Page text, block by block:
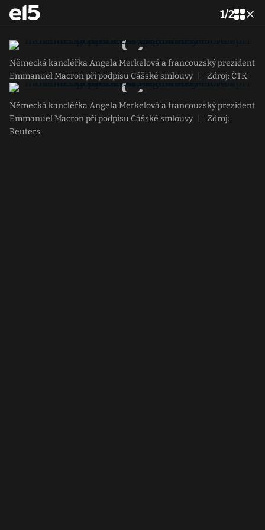
1/2
Německá kancléřka Angela Merkelová a francouzský prezident
Emmanuel Macron při podpisu Cášské smlouvy
Zdroj: ČTK
Německá kancléřka Angela Merkelová a francouzský prezident
Emmanuel Macron při podpisu Cášské smlouvy
Zdroj:
Reuters